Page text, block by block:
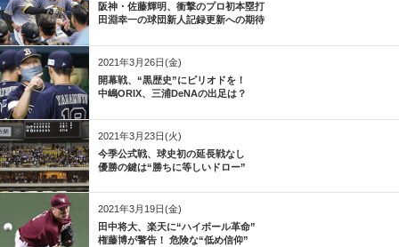
阪神・佐藤輝明、衝撃のプロ初本塁打
田淵幸一の球団新人記録更新への期待
2021年3月26日(金)
開幕戦、“黒歴史”にピリオドを！
中嶋ORIX、三浦DeNAの出足は？
2021年3月23日(火)
今季公式戦、球史初の延長戦なし
優勝の鍵は“勝ちに等しいドロー”
2021年3月19日(金)
田中将大、楽天に“ハイボール革命”
権藤博が警告！ 危険な“低め信仰”